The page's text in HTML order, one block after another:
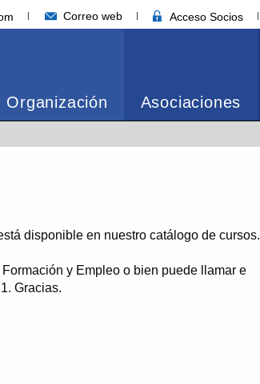
Correo web Acceso Socios
Organización Asociaciones
disponible en nuestro catálogo de cursos.
y Empleo o bien puede llamar e
Gracias.